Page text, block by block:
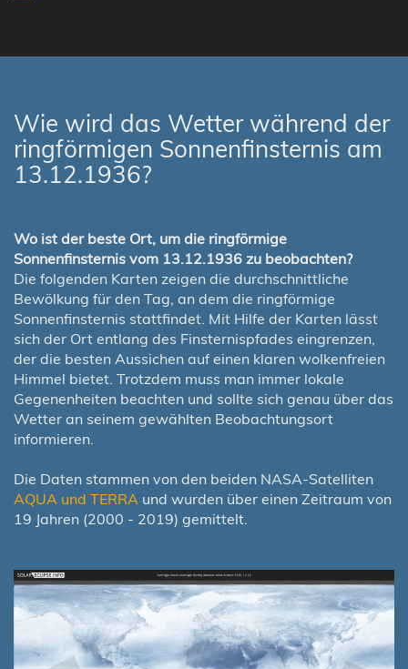
Wie wird das Wetter während der
ringförmigen Sonnenfinsternis am
13.12.1936?
Wo ist der beste Ort, um die ringförmige
Sonnenfinsternis vom 13.12.1936 zu beobachten?
Die folgenden Karten zeigen die durchschnittliche
Bewölkung für den Tag, an dem die ringförmige
Sonnenfinsternis stattfindet. Mit Hilfe der Karten lässt
sich der Ort entlang des Finsternispfades eingrenzen,
der die besten Aussichen auf einen klaren wolkenfreien
Himmel bietet. Trotzdem muss man immer lokale
Gegenenheiten beachten und sollte sich genau über das
Wetter an seinem gewählten Beobachtungsort
informieren.
Die Daten stammen von den beiden NASA-Satelliten
AQUA und TERRA und wurden über einen Zeitraum von
19 Jahren (2000 - 2019) gemittelt.